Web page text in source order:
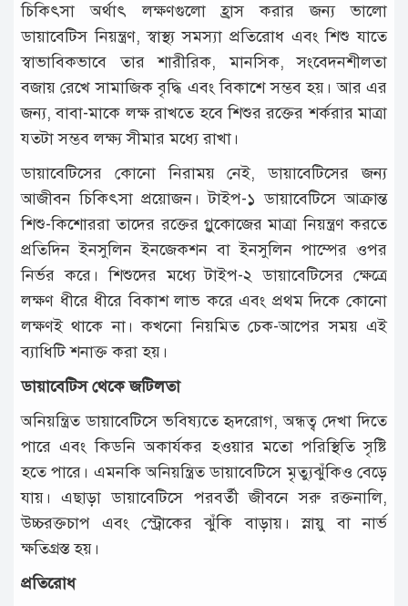
চিকিৎসা অর্থাৎ লক্ষণগুলো হ্রাস করার জন্য ভালো
ডায়াবেটিস নিয়ন্ত্রণ, স্বাস্থ্য সমস্যা প্রতিরোধ এবং শিশু যাতে
স্বাভাবিকভাবে তার শারীরিক, মানসিক, সংবেদনশীলতা
বজায় রেখে সামাজিক বৃদ্ধি এবং বিকাশে সম্ভব হয়। আর এর
জন্য, বাবা-মাকে লক্ষ রাখতে হবে শিশুর রক্তের শর্করার মাত্রা
যতটা সম্ভব লক্ষ্য সীমার মধ্যে রাখা।
ডায়াবেটিসের কোনো নিরাময় নেই, ডায়াবেটিসের জন্য
আজীবন চিকিৎসা প্রয়োজন। টাইপ-১ ডায়াবেটিসে আক্রান্ত
শিশু-কিশোররা তাদের রক্তের গ্লুকোজের মাত্রা নিয়ন্ত্রণ করতে
প্রতিদিন ইনসুলিন ইনজেকশন বা ইনসুলিন পাম্পের ওপর
নির্ভর করে। শিশুদের মধ্যে টাইপ-২ ডায়াবেটিসের ক্ষেত্রে
লক্ষণ ধীরে ধীরে বিকাশ লাভ করে এবং প্রথম দিকে কোনো
লক্ষণই থাকে না। কখনো নিয়মিত চেক-আপের সময় এই
ব্যাধিটি শনাক্ত করা হয়।
ডায়াবেটিস থেকে জটিলতা
অনিয়ন্ত্রিত ডায়াবেটিসে ভবিষ্যতে হৃদরোগ, অন্ধত্ব দেখা দিতে
পারে এবং কিডনি অকার্যকর হওয়ার মতো পরিস্থিতি সৃষ্টি
হতে পারে। এমনকি অনিয়ন্ত্রিত ডায়াবেটিসে মৃত্যুঝুঁকিও বেড়ে
যায়। এছাড়া ডায়াবেটিসে পরবর্তী জীবনে সরু রক্তনালি,
উচ্চরক্তচাপ এবং স্ট্রোকের ঝুঁকি বাড়ায়। স্নায়ু বা নার্ভ
ক্ষতিগ্রস্ত হয়।
প্রতিরোধ